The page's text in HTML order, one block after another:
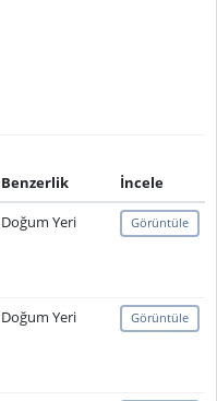
Benzerlik
İncele
Doğum Yeri Görüntüle
Doğum Yeri Görüntüle